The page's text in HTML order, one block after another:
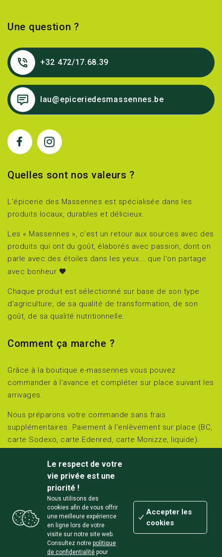
Une question ?
+32 472/17.68.39
lau@epiceriedesmassennes.be
Quelles sont nos valeurs ?
L'épicerie des Massennes est spécialisée dans les
produits locaux, durables et délicieux.
Les « Massennes », c'est un retour aux sources avec des
produits qui ont du goût, élaborés avec passion, dont on
parle avec des étoiles dans les yeux... que l'on partage
avec bonheur
Chaque produit est sélectionné sur base de son type
d'agriculture, de sa qualité de transformation, de son
goût, de sa qualité nutritionnelle.
Comment ça marche ?
Grâce à la boutique e-massennes vous pouvez
commander à l'avance et compléter sur place suivant les
arrivages.
Nous préparons votre commande sans frais
supplémentaires. Paiement à l'enlèvement sur place (BC,
carte Sodexo, carte Edenred, carte Monizze, liquide).
Retirez et réglez sur place le jour choisi :
jeudi et vendredi de 15h00 à 18h00 et
samedi de 10h00 à 18h00.
Chemin des Massennes 3 à Awagne (Lisogne/Dinant)
Le respect de votre
vie privée est une
priorité !
Nous utilisons des
cookies afin de vous offrir
une meilleure expérience
en ligne lors de votre
visite sur notre site web.
Consultez notre politique
de confidentialité pour
Accepter les
cookies